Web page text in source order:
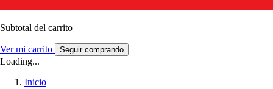
Subtotal del carrito
Ver mi carrito Seguir comprando
Loading...
Inicio